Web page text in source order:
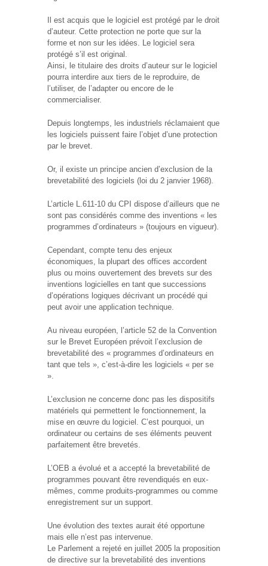
Il est acquis que le logiciel est protégé par le droit
d’auteur. Cette protection ne porte que sur la
forme et non sur les idées. Le logiciel sera
protégé s’il est original.
Ainsi, le titulaire des droits d’auteur sur le logiciel
pourra interdire aux tiers de le reproduire, de
l’utiliser, de l’adapter ou encore de le
commercialiser.
Depuis longtemps, les industriels réclamaient que
les logiciels puissent faire l’objet d’une protection
par le brevet.
Or, il existe un principe ancien d’exclusion de la
brevetabilité des logiciels (loi du 2 janvier 1968).
L’article L.611-10 du CPI dispose d’ailleurs que ne
sont pas considérés comme des inventions « les
programmes d’ordinateurs » (toujours en vigueur).
Cependant, compte tenu des enjeux
économiques, la plupart des offices accordent
plus ou moins ouvertement des brevets sur des
inventions logicielles en tant que successions
d’opérations logiques décrivant un procédé qui
peut avoir une application technique.
Au niveau européen, l’article 52 de la Convention
sur le Brevet Européen prévoit l’exclusion de
brevetabilité des « programmes d’ordinateurs en
tant que tels », c’est-à-dire les logiciels « per se
».
L’exclusion ne concerne donc pas les dispositifs
matériels qui permettent le fonctionnement, la
mise en œuvre du logiciel. C’est pourquoi, un
ordinateur ou certains de ses éléments peuvent
parfaitement être brevetés.
L’OEB a évolué et a accepté la brevetabilité de
programmes pouvant être revendiqués en eux-
mêmes, comme produits-programmes ou comme
enregistrement sur un support.
Une évolution des textes aurait été opportune
mais elle n’est pas intervenue.
Le Parlement a rejeté en juillet 2005 la proposition
de directive sur la brevetabilité des inventions